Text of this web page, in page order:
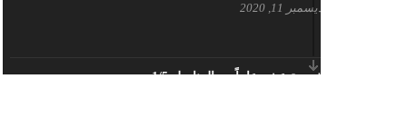
أَنقِذوا اللَاجِئين السُوريين في لُبنان –
أبريل 26, 2023
ديسمبر 11, 2020
خمسة عشر عاماً مع المناضل 1/5